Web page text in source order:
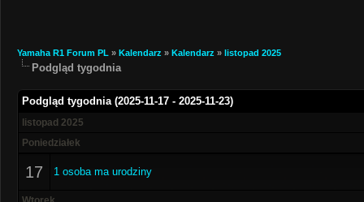
Yamaha R1 Forum PL » Kalendarz » Kalendarz » listopad 2025
Podgląd tygodnia
Podgląd tygodnia (2025-11-17 - 2025-11-23)
listopad 2025
Poniedziałek
17 1 osoba ma urodziny